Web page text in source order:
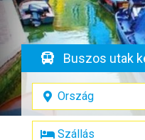
Buszos utak